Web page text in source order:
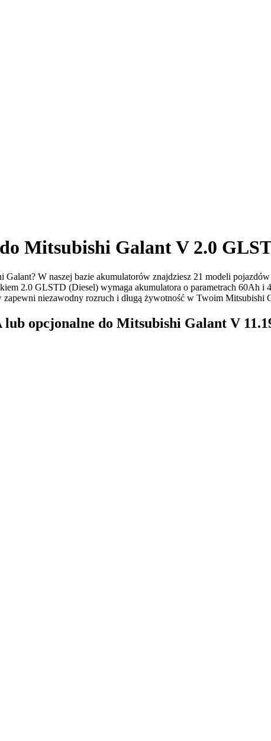
Mitsubishi Galant V 2.0
W naszej bazie akumulatorów znajdziesz 21 modeli
2.0 GLSTD (Diesel) wymaga akumulatora o parametrach 60Ah i
niezawodny rozruch i długą żywotność w Twoim Mitsubishi
opcjonalne do Mitsubishi Galant V